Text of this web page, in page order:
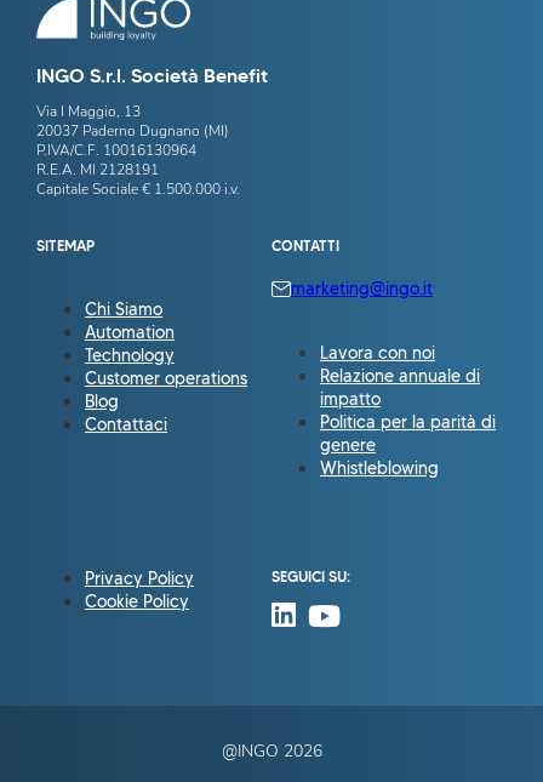
INGO S.r.l. Società Benefit
Via I Maggio, 13
20037 Paderno Dugnano (MI)
P.IVA/C.F. 10016130964
R.E.A. MI 2128191
Capitale Sociale € 1.500.000 i.v.
SITEMAP
Chi Siamo
Automation
Technology
Customer operations
Blog
Contattaci
CONTATTI
marketing@ingo.it
Lavora con noi
Relazione annuale di
impatto
Politica per la parità di
genere
Whistleblowing
Privacy Policy
Cookie Policy
SEGUICI SU:
@INGO 2026